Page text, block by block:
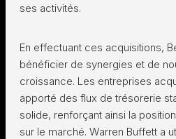
ses activités.
En effectuant ces acquisitions,
bénéficier de synergies et de
croissance. Les entreprises
apporté des flux de trésorerie
solide, renforçant ainsi la
sur le marché. Warren Buffett a